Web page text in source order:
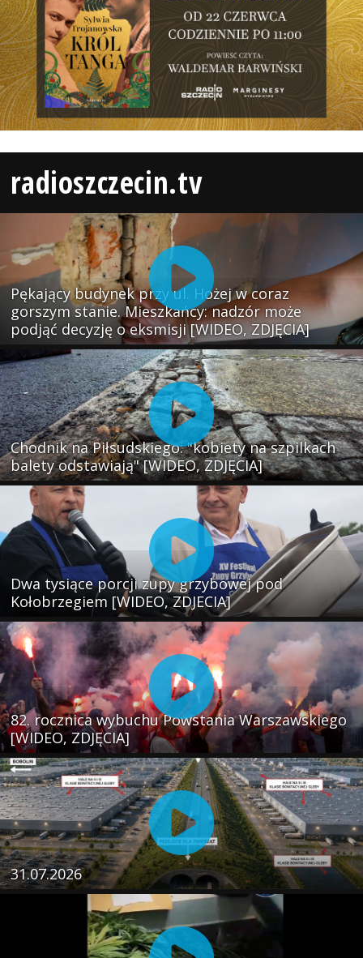
radioszczecin.tv
Pękający budynek przy ul. Hożej w coraz
gorszym stanie. Mieszkańcy: nadzór może
podjąć decyzję o eksmisji [WIDEO, ZDJĘCIA]
Chodnik na Piłsudskiego: "kobiety na szpilkach
balety odstawiają" [WIDEO, ZDJĘCIA]
Dwa tysiące porcji zupy grzybowej pod
Kołobrzegiem [WIDEO, ZDJECIA]
82. rocznica wybuchu Powstania Warszawskiego
[WIDEO, ZDJĘCIA]
31.07.2026